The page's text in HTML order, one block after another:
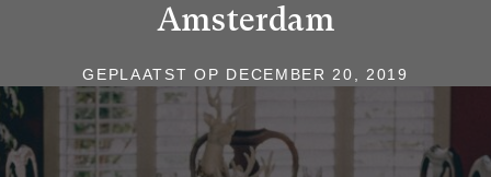
Amsterdam
GEPLAATST OP DECEMBER 20, 2019